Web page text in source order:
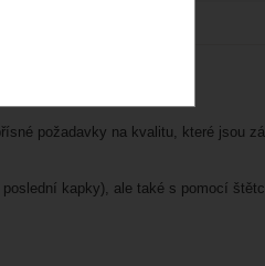
požadavky na kvalitu, které jsou
kapky), ale také s pomocí